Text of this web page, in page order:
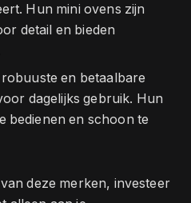
Hun mini ovens zijn
detail en bieden
en betaalbare
dagelijks gebruik. Hun
bedienen en schoon te
deze merken, investeer